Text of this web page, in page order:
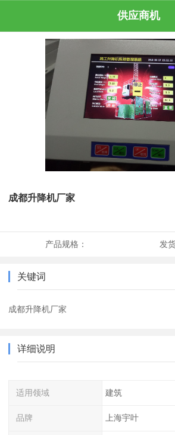
供应商机
成都升降机厂家
产品规格： 发
关键词
成都升降机厂家
详细说明
适用领域 建筑
品牌 上海宇叶